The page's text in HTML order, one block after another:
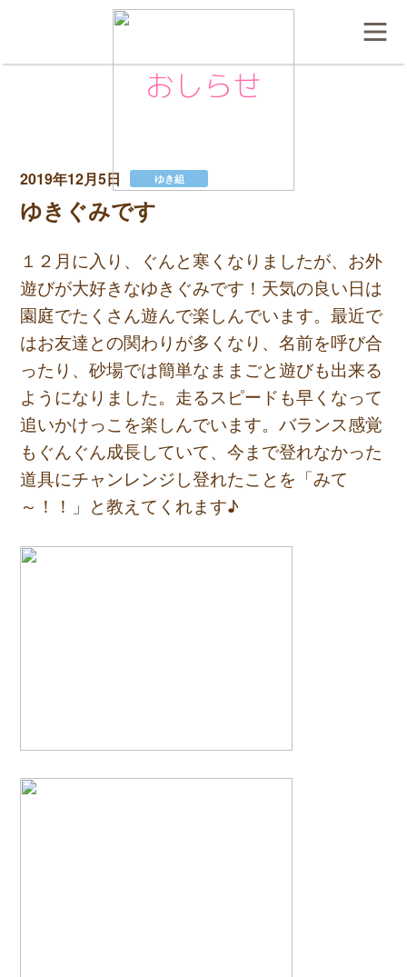
おしらせ
2019年12月5日 ゆき組
ゆきぐみです
１２月に入り、ぐんと寒くなりましたが、お外
遊びが大好きなゆきぐみです！天気の良い日は
園庭でたくさん遊んで楽しんでいます。最近で
はお友達との関わりが多くなり、名前を呼び合
ったり、砂場では簡単なままごと遊びも出来る
ようになりました。走るスピードも早くなって
追いかけっこを楽しんでいます。バランス感覚
もぐんぐん成長していて、今まで登れなかった
道具にチャンレンジし登れたことを「みて
～！！」と教えてくれます♪